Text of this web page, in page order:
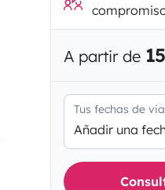
A partir de
Tus fechas de
Añadir una